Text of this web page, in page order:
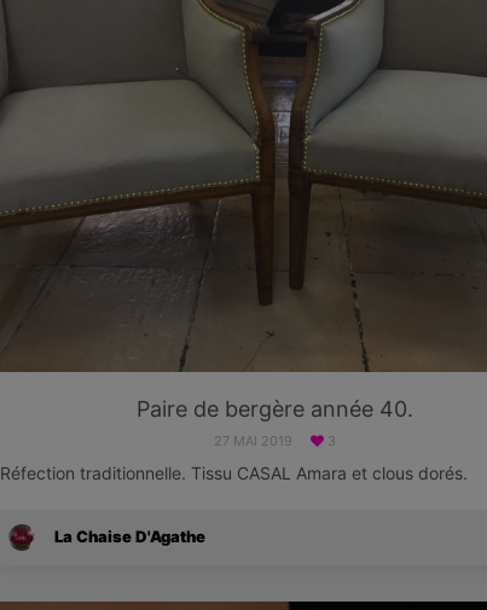
Paire de bergère année 40.
27 MAI 2019 3
Réfection traditionnelle. Tissu CASAL Amara et clous dorés.
La Chaise D'Agathe